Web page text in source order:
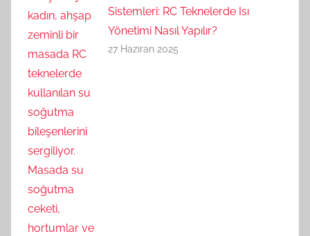
Sistemleri: RC Teknelerde Isı
Yönetimi Nasıl Yapılır?
27 Haziran 2025